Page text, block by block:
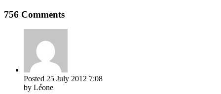
756 Comments
Posted 25 July 2012 7:08
by Léone